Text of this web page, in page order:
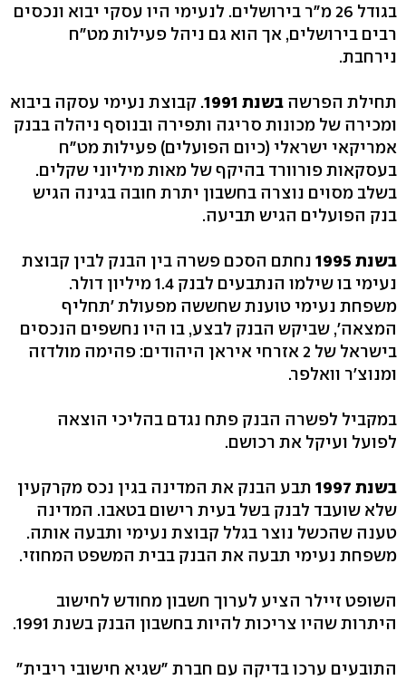
בגודל 26 מ"ר בירושלים. לנעימי היו עסקי יבוא ונכסים
רבים בירושלים, אך הוא גם ניהל פעילות מט"ח
נירחבת.
תחילת הפרשה בשנת 1991. קבוצת נעימי עסקה ביבוא
ומכירה של מכונות סריגה ותפירה ובנוסף ניהלה בבנק
אמריקאי ישראלי (כיום הפועלים) פעילות מט"ח
בעסקאות פורוורד בהיקף של מאות מיליוני שקלים.
בשלב מסוים נוצרה בחשבון יתרת חובה בגינה הגיש
בנק הפועלים הגיש תביעה.
בשנת 1995 נחתם הסכם פשרה בין הבנק לבין קבוצת
נעימי בו שילמו הנתבעים לבנק 1.4 מיליון דולר.
משפחת נעימי טוענת שחששה מפעולת 'תחליף
המצאה', שביקש הבנק לבצע, בו היו נחשפים הנכסים
בישראל של 2 אזרחי איראן היהודים: פהימה מולדזה
ומנוצ'ר וואלפר.
במקביל לפשרה הבנק פתח נגדם בהליכי הוצאה
לפועל ועיקל את רכושם.
בשנת 1997 תבע הבנק את המדינה בגין נכס מקרקעין
שלא שועבד לבנק בשל בעית רישום בטאבו. המדינה
טענה שהכשל נוצר בגלל קבוצת נעימי ותבעה אותה.
משפחת נעימי תבעה את הבנק בבית המשפט המחוזי.
השופט זיילר הציע לערוך חשבון מחודש לחישוב
היתרות שהיו צריכות להיות בחשבון הבנק בשנת 1991.
התובעים ערכו בדיקה עם חברת "שגיא חישובי ריבית"